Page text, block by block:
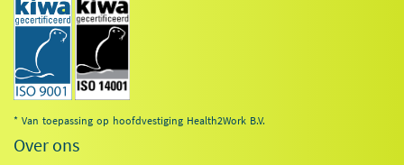
* Van toepassing op hoofdvestiging Health2Work B.V.
Over ons